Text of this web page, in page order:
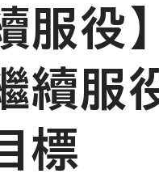
服役
續服
標